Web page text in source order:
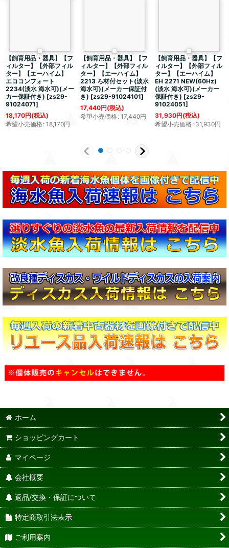
【飼育用品・器具】【フ
ィルター】【外部フィル
ター】【エーハイム】
エココンフォート
2234(淡水 海水可)(メー
カー保証付き) [zs29-
91024071]
18,170円(税込)
希望小売価格: 18,170円
【飼育用品・器具】【フ
ィルター】【外部フィル
ター】【エーハイム】
2213 ろ材付セット(淡水
海水可)(メーカー保証付
き) [zs29-91024101]
17,440円(税込)
希望小売価格: 17,440円
【飼育用品・器具】【フ
ィルター】【外部フィル
ター】【エーハイム】
EH 2271 NEW(60Hz)
(淡水 海水可)(メーカー
保証付き) [zs29-
91024051]
31,930円(税込)
希望小売価格: 31,930円
ホーム
ショッピングカート
マイページ
会社概要
返品/交換・保証について
特定商取引法表示
ご利用案内